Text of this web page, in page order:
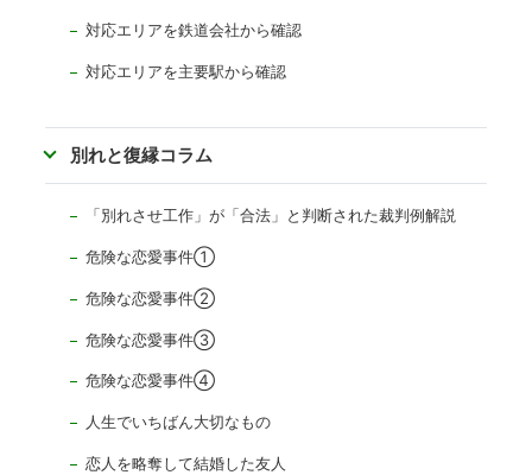
対応エリアを鉄道会社から確認
対応エリアを主要駅から確認
別れと復縁コラム
「別れさせ工作」が「合法」と判断された裁判例解説
危険な恋愛事件①
危険な恋愛事件②
危険な恋愛事件③
危険な恋愛事件④
人生でいちばん大切なもの
恋人を略奪して結婚した友人